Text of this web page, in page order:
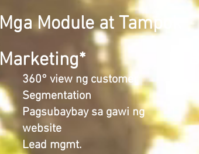
Mga Module at Tampok
Marketing*
360° view ng customer
Segmentation
Pagsubaybay sa gawi ng
website
Lead mgmt.